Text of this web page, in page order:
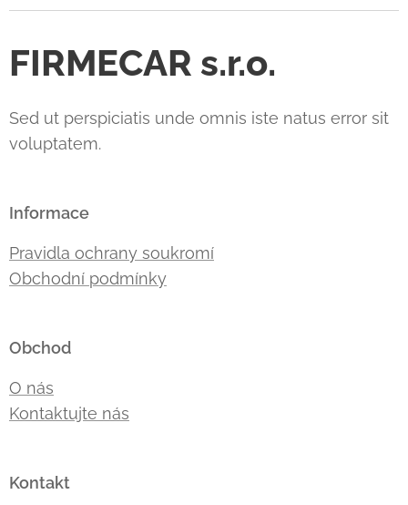
FIRMECAR s.r.o.
Sed ut perspiciatis unde omnis iste natus error sit
voluptatem.
Informace
Pravidla ochrany soukromí
Obchodní podmínky
Obchod
O nás
Kontaktujte nás
Kontakt